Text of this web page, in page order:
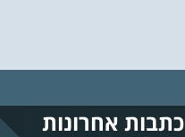
כתבות אחרונות